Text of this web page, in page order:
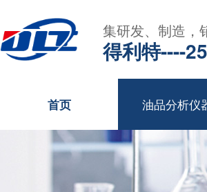
集研发、制造，
得利特----
首页 油品分析仪